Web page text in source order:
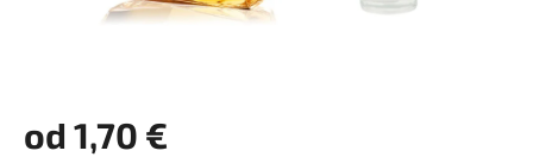
od 1,70 €